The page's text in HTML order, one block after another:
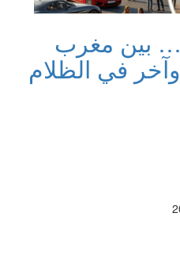
بين مغرب
في الظلام